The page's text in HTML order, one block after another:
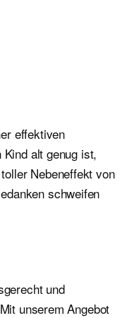
effektiven
alt genug ist,
Nebeneffekt von
schweifen
und
unserem Angebot